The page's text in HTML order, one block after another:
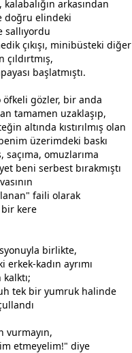
arkasından
doğru elindeki
sallıyordu
çıkışı, minibüsteki diğer
başlatmıştı.
gözler, bir anda
tamamen uzaklaşıp,
altında kıstırılmış olan
üzerimdeki baskı
saçıma, omuzlarıma
beni serbest bırakmıştı
faili olarak
bir kere
birlikte,
kadın ayrımı
tek bir yumruk halinde
vurmayın,
etmeyelim!" diye